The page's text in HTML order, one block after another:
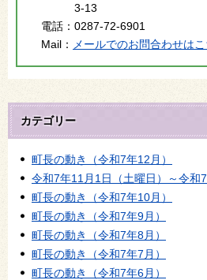
3-13
電話： 0287-72-6901
Mail：
メールでのお問合わせはこ
カテゴリー
町長の動き（令和7年12月）
令和7年11月1日（土曜日）～令和
町長の動き（令和7年10月）
町長の動き（令和7年9月）
町長の動き（令和7年8月）
町長の動き（令和7年7月）
町長の動き（令和7年6月）